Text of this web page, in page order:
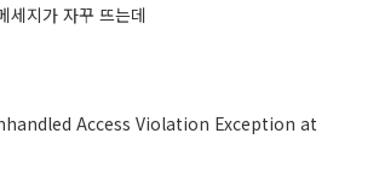
세지가 자꾸 뜨는데
Access Violation Exception at